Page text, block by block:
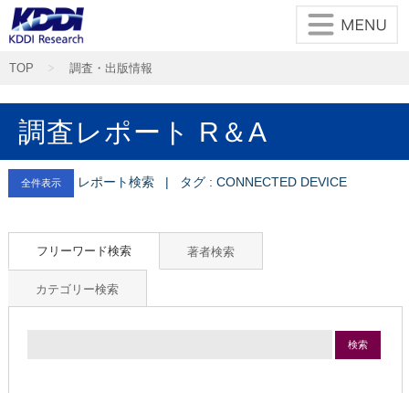
TOP 調査・出版情報
調査レポート R＆A
全件表示 レポート検索 | タグ : CONNECTED DEVICE
フリーワード検索 著者検索
カテゴリー検索
検索